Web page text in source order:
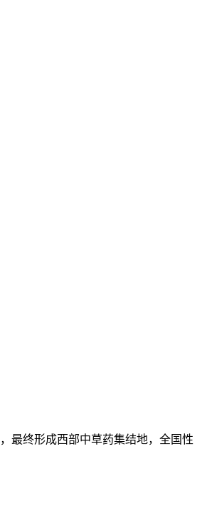
最终形成西部中草药集结地，全国性